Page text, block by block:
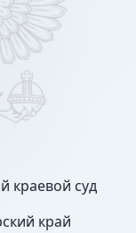
краевой суд
край